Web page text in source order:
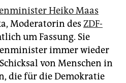
Heiko Maas
Moderatorin des ZDF-
um Fassung. Sie
immer wieder
von Menschen in
die für die Demokratie